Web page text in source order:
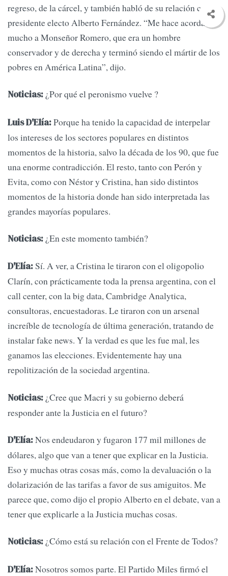
regreso, de la cárcel, y también habló de su relación con el
presidente electo Alberto Fernández. “Me hace acordar
mucho a Monseñor Romero, que era un hombre
conservador y de derecha y terminó siendo el mártir de los
pobres en América Latina”, dijo.
Noticias: ¿Por qué el peronismo vuelve ?
Luis D'Elía:Porque ha tenido la capacidad de interpelar
los intereses de los sectores populares en distintos
momentos de la historia, salvo la década de los 90, que fue
una enorme contradicción. El resto, tanto con Perón y
Evita, como con Néstor y Cristina, han sido distintos
momentos de la historia donde han sido interpretada las
grandes mayorías populares.
Noticias: ¿En este momento también?
D'Elía:Sí. A ver, a Cristina le tiraron con el oligopolio
Clarín, con prácticamente toda la prensa argentina, con el
call center, con la big data, Cambridge Analytica,
consultoras, encuestadoras. Le tiraron con un arsenal
increíble de tecnología de última generación, tratando de
instalar fake news. Y la verdad es que les fue mal, les
ganamos las elecciones. Evidentemente hay una
repolitización de la sociedad argentina.
Noticias: ¿Cree que Macri y su gobierno deberá
responder ante la Justicia en el futuro?
D'Elía:Nos endeudaron y fugaron 177 mil millones de
dólares, algo que van a tener que explicar en la Justicia.
Eso y muchas otras cosas más, como la devaluación o la
dolarización de las tarifas a favor de sus amiguitos. Me
parece que, como dijo el propio Alberto en el debate, van a
tener que explicarle a la Justicia muchas cosas.
Noticias: ¿Cómo está su relación con el Frente de Todos?
D'Elía:Nosotros somos parte. El Partido Miles firmó el